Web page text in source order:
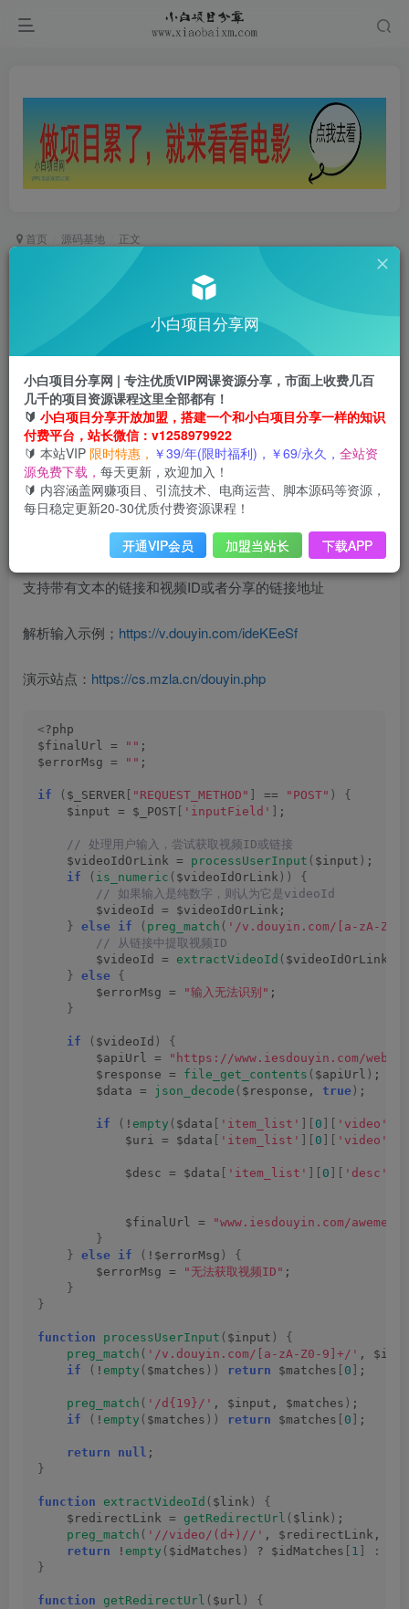
首页 源码基地 正文
抖音去水印PHP源码 非第三方接口
0 332 54
源码介绍
视频解析接口来自官方抖音视频接口！非第三方接口！上传
PHP环境中即可运行！支持上传二级目录访问！
支持带有文本的链接和视频ID或者分享的链接地址
解析输入示例； https://v.douyin.com/ideKEeSf
演示站点： https://cs.mzla.cn/douyin.php
<?php
$finalUrl =
"" ;
$errorMsg =
"" ;
if ( $_SERVER "REQUEST_METHOD" == "POST" )
{
    $input = $_POST
'inputField' ;
// 处理用户输入，尝试获取视频ID或链接
    $videoIdOrLink =
processUserInput ( $input ) ;
if
( is_numeric ( $videoIdOrLink ))
{
// 如果输入是纯数字，则认为它是videoId
        $videoId = $videoIdOrLink;
} else if ( preg_match ( '/v.douyin.com/[a-zA-
// 从链接中提取视频ID
        $videoId =
extractVideoId ( $videoIdOrLink
} else {
        $errorMsg =
"输入无法识别" ;
}
if ( $videoId )
{
        $apiUrl =
"https://www.iesdouyin.com/web/
        $response =
file_get_contents ( $apiUrl ) ;
        $data =
json_decode ( $response, true ) ;
if ( ! empty ( $data 'item_list' 0 'video'
            $uri = $data
'item_list' 0 'video'
            $desc = $data
'item_list' 0 'desc'
            $finalUrl =
"www.iesdouyin.com/
}
} else if ( !$errorMsg )
{
        $errorMsg =
"无法获取视频ID" ;
}
}
function processUserInput ( $input )
{
preg_match ( '/v.douyin.com/[a-zA-Z0-9]+/' ,
if
( ! empty ( $matches )) return $matches 0 ;
preg_match ( '/d{19}/' , $input, $matches ) ;
if
( ! empty ( $matches )) return $matches 0 ;
return null ;
}
function extractVideoId ( $link )
{
    $redirectLink =
getRedirectUrl ( $link ) ;
preg_match ( '//video/(d+)//' , $redirectLink,
return ! empty ( $idMatches ) ? $idMatches 1 :
}
function getRedirectUrl ( $url )
{
小白项目分享网
小白项目分享网 | 专注优质VIP网课资源分享，市面上收费几百
几千的项目资源课程这里全部都有！
🔰 小白项目分享开放加盟，搭建一个和小白项目分享一样的知识
付费平台，站长微信：v1258979922
🔰 本站VIP 限时特惠， ￥39/年(限时福利)，￥69/永久， 全站资
源免费下载， 每天更新，欢迎加入！
🔰 内容涵盖网赚项目、引流技术、电商运营、脚本源码等资源，
每日稳定更新20-30优质付费资源课程！
开通VIP会员 加盟当站长 下载APP